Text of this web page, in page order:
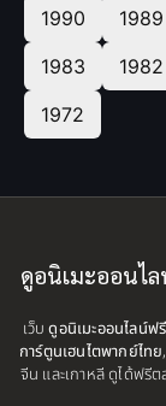
1990
1989
1983
1982
1972
ดูอนิเมะออนไ
เว็บดูอนิเมะออนไลน์ฟรี
การ์ตูนเฮนไตพากย์ไทย
จีน และเกาหลี ดูได้ฟรี